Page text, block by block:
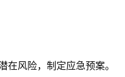
在风险，制定应急预案。